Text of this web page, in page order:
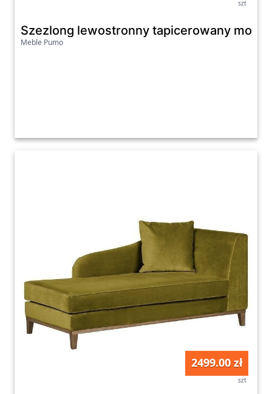
szt
Szezlong lewostronny tapicerowany
Meble Pumo
2499.00 zł
szt